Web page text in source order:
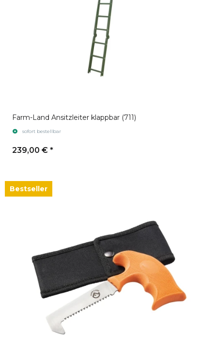
Farm-Land Ansitzleiter klappbar (711)
sofort bestellbar
239,00 € *
Bestseller